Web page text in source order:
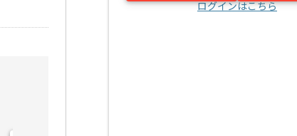
ログインはこちら